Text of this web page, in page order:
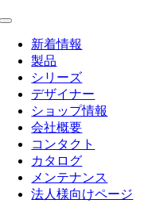
Toggle
Navigation新着情報
製品
シリーズ
デザイナー
ショップ情報
会社概要
コンタクト
カタログ
メンテナンス
法人様向けページ